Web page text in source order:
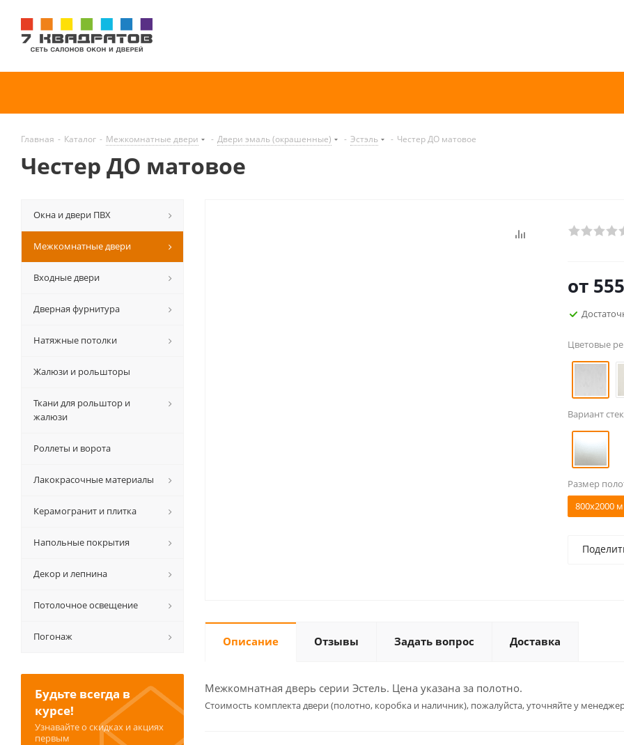
Главная - Каталог - Межкомнатные двери - Двери эмаль (окрашенные) - Эстэль - Честер ДО матовое
Честер ДО матовое
от
Цветовые
Вариант
Размер
800x2000
Описание Отзывы Задать вопрос Доставка
Межкомнатная дверь серии Эстель. Цена указана за полотно.
Cтоимость комплекта двери (полотно, коробка и наличник), пожалуйста, уточняйте у
Окна и двери ПВХ
Межкомнатные двери
Входные двери
Дверная фурнитура
Натяжные потолки
Жалюзи и рольшторы
Ткани для рольштор и
жалюзи
Роллеты и ворота
Лакокрасочные материалы
Керамогранит и плитка
Напольные покрытия
Декор и лепнина
Потолочное освещение
Погонаж
Будьте всегда в
курсе!
Узнавайте о скидках и акциях
первым